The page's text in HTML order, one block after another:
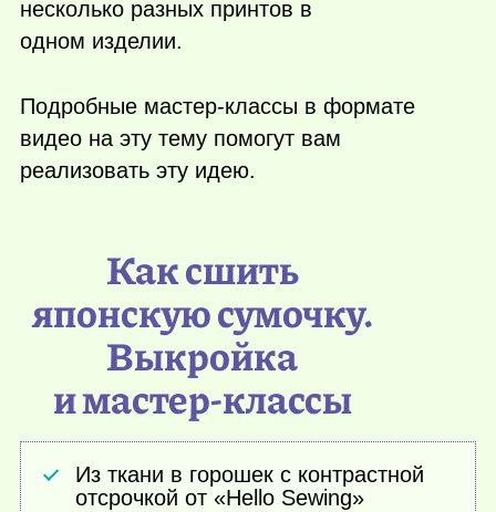
несколько разных принтов в
одном изделии.
Подробные мастер-классы в формате
видео на эту тему помогут вам
реализовать эту идею.
Как сшить
японскую сумочку.
Выкройка
и мастер-классы
Из ткани в горошек с контрастной
отсрочкой от «Hello Sewing»